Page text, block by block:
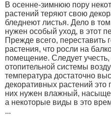
В осенне-зимнюю пору
растений теряют свою
бледнеют листья. Дело в
нужен особый уход, в этот
Прежде всего, переставить
растения, что росли на
помещение. Следует учесть,
отопительной системы
температура достаточно
декоративных растений это
них нужен влажный,
а некоторые виды в это
...